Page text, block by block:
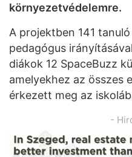
környezetvédelemre.
A projektben 141
pedagógus
diákok 12 SpaceBuzz
amelyekhez az összes
érkezett meg az
-